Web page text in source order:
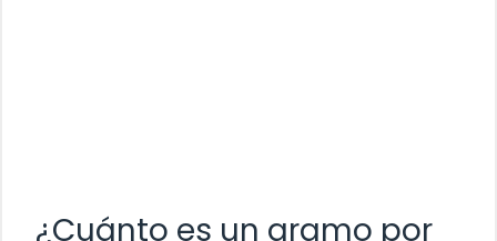
¿Cuánto es un gramo por